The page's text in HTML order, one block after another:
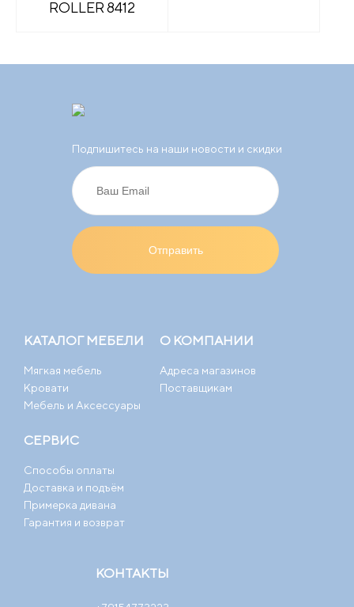
ROLLER 8412
Подпишитесь на наши новости и скидки
КАТАЛОГ МЕБЕЛИ
Мягкая мебель
Кровати
Мебель и Аксессуары
О КОМПАНИИ
Адреса магазинов
Поставщикам
СЕРВИС
Способы оплаты
Доставка и подъём
Примерка дивана
Гарантия и возврат
КОНТАКТЫ